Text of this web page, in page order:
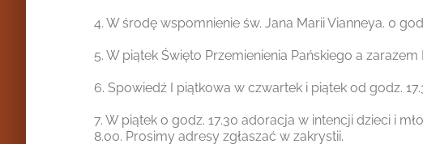
4. W środę wspomnienie św. Jana Marii Vianneya. 0
5. W piątek Święto Przemienienia Pańskiego a zarazem
6. Spowiedź I piątkowa w czwartek i piątek od godz.
7. W piątek o godz. 17.30 adoracja w intencji dzieci i
8.00. Prosimy adresy zgłaszać w zakrystii.